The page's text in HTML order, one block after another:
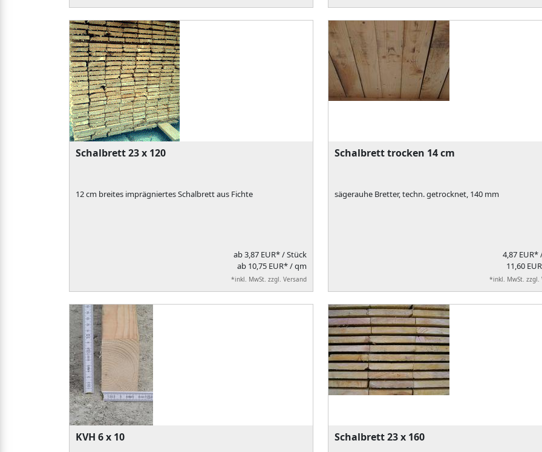
Schalbrett 23 x 120
12 cm breites imprägniertes Schalbrett aus Fichte
ab3,87 EUR*/ Stück
ab 10,75 EUR* / qm
*inkl. MwSt. zzgl. Versand
Schalbrett trocken 14 cm
sägerauhe Bretter, techn. getrocknet, 140 mm
4,87 EUR*
11,60
*inkl. MwSt. zzgl.
KVH 6 x 10 Schalbrett 23 x 160